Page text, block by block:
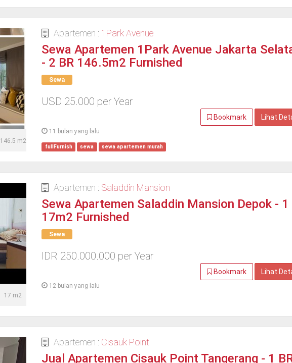
146.5 m2
Apartemen : 1Park Avenue
Sewa Apartemen 1Park Avenue Jakarta
- 2 BR 146.5m2 Furnished
Sewa
USD 25.000 per Year
Bookmark Lihat
11 bulan yang lalu
fullFurnish sewa sewa apartemen murah
17 m2
Apartemen : Saladdin Mansion
Sewa Apartemen Saladdin Mansion Depok - 1
17m2 Furnished
Sewa
IDR 250.000.000 per Year
Bookmark Lihat
12 bulan yang lalu
Apartemen : Cisauk Point
Jual Apartemen Cisauk Point Tangerang - 1